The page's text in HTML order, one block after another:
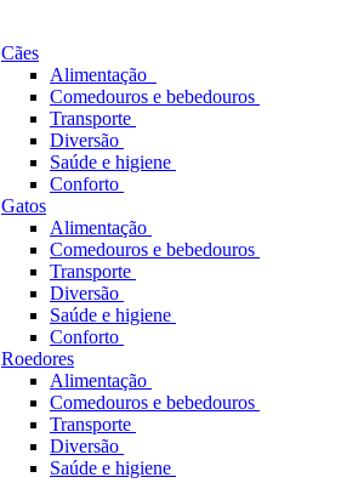
Cães
Alimentação
Comedouros e bebedouros
Transporte
Diversão
Saúde e higiene
Conforto
Gatos
Alimentação
Comedouros e bebedouros
Transporte
Diversão
Saúde e higiene
Conforto
Roedores
Alimentação
Comedouros e bebedouros
Transporte
Diversão
Saúde e higiene